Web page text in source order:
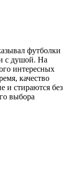
футболки
с душой. На
интересных
качество
и стираются без
выбора